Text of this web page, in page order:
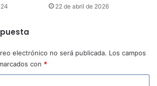
22 de abril de 2026
electrónico no será publicada. Los campos
con *